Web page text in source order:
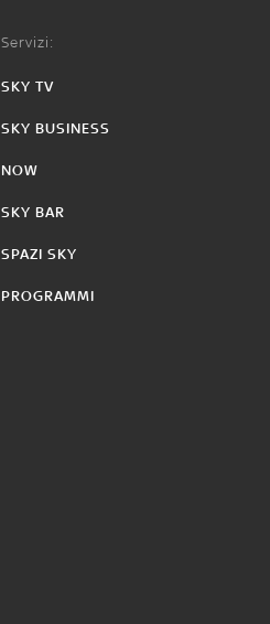
Servizi:
SKY TV
SKY BUSINESS
NOW
SKY BAR
SPAZI SKY
PROGRAMMI